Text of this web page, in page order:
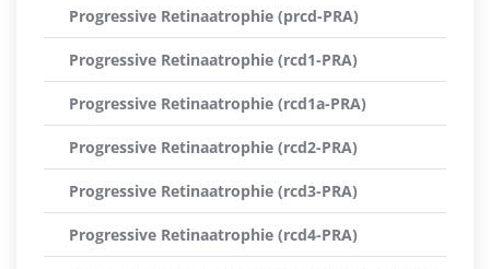
Progressive Retinaatrophie (prcd-PRA)
Progressive Retinaatrophie (rcd1-PRA)
Progressive Retinaatrophie (rcd1a-PRA)
Progressive Retinaatrophie (rcd2-PRA)
Progressive Retinaatrophie (rcd3-PRA)
Progressive Retinaatrophie (rcd4-PRA)